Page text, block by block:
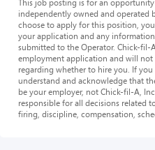
independently owned and operated
choose to apply for this position,
your application and any
submitted to the Operator. Chick-
employment application and will
regarding whether to hire you. If
understand and acknowledge that
be your employer, not Chick-fil-A,
responsible for all decisions related
firing, discipline, compensation,